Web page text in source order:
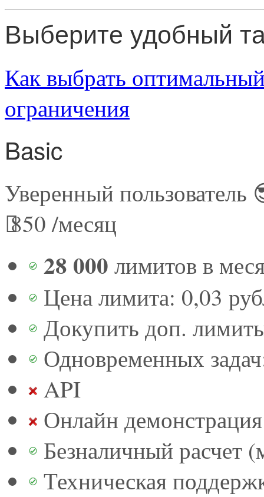
Выберите удобный
Как выбрать
ограничения
Basic
Уверенный пользователь
850 /месяц
28 000 лимитов в
Цена лимита: 0,03
Докупить доп.
Одновременных
API
Онлайн
Безналичный расчет
Техническая